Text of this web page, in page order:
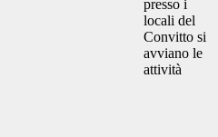
presso i
locali del
Convitto si
avviano le
attività